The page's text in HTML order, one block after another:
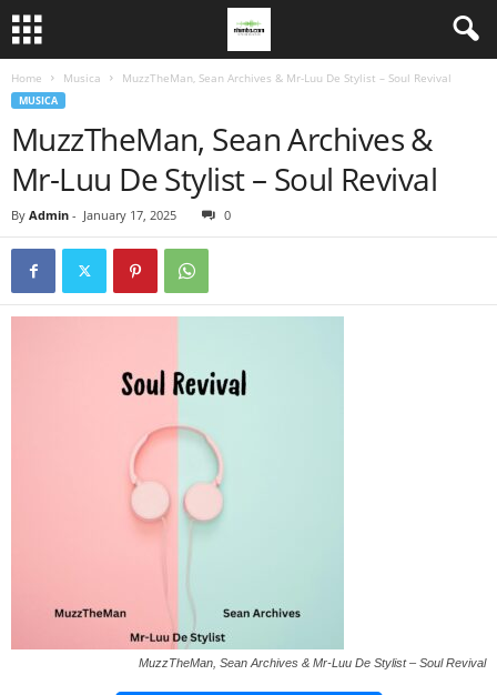
Home Musica MuzzTheMan, Sean Archives & Mr-Luu De Stylist – Soul Revival
MUSICA
MuzzTheMan, Sean Archives &
Mr-Luu De Stylist – Soul Revival
By Admin - January 17, 2025 0
MuzzTheMan, Sean Archives & Mr-Luu De Stylist – Soul Revival